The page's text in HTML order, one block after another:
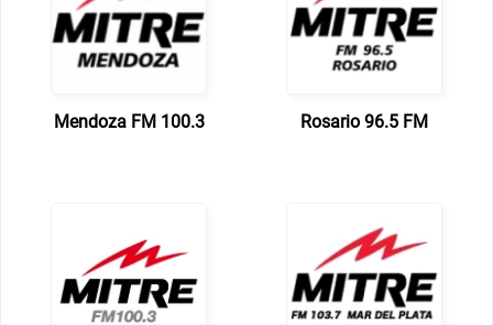
Mendoza FM 100.3 Rosario 96.5 FM